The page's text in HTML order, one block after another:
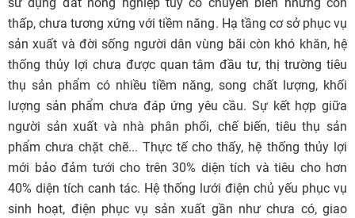
thấp, chưa tương xứng với tiềm năng. Hạ tầng cơ sở phục vụ
sản xuất và đời sống người dân vùng bãi còn khó khăn, hệ
thống thủy lợi chưa được quan tâm đầu tư, thị trường tiêu
thụ sản phẩm có nhiều tiềm năng, song chất lượng, khối
lượng sản phẩm chưa đáp ứng yêu cầu. Sự kết hợp giữa
người sản xuất và nhà phân phối, chế biến, tiêu thụ sản
phẩm chưa chặt chẽ... Thực tế cho thấy, hệ thống thủy lợi
mới bảo đảm tưới cho trên 30% diện tích và tiêu cho hơn
40% diện tích canh tác. Hệ thống lưới điện chủ yếu phục vụ
sinh hoạt, điện phục vụ sản xuất gần như chưa có, giao